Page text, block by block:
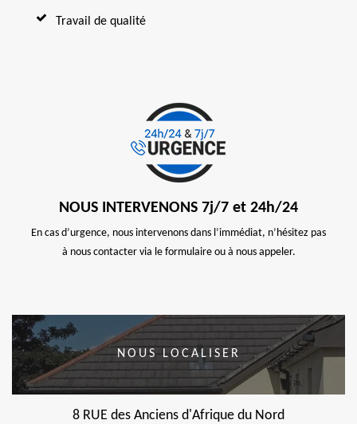
Travail de qualité
NOUS INTERVENONS 7j/7 et 24h/24
En cas d’urgence, nous intervenons dans l’immédiat, n’hésitez pas
à nous contacter via le formulaire ou à nous appeler.
NOUS LOCALISER
8 RUE des Anciens d'Afrique du Nord